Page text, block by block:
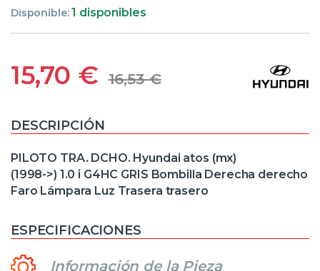
Disponible:1 disponibles
15,70 € 16,53€
DESCRIPCIÓN
PILOTO TRA. DCHO. Hyundai atos (mx)
(1998->) 1.0 i G4HC GRIS Bombilla Derecha derecho
Faro Lámpara Luz Trasera trasero
ESPECIFICACIONES
Información de la Pieza